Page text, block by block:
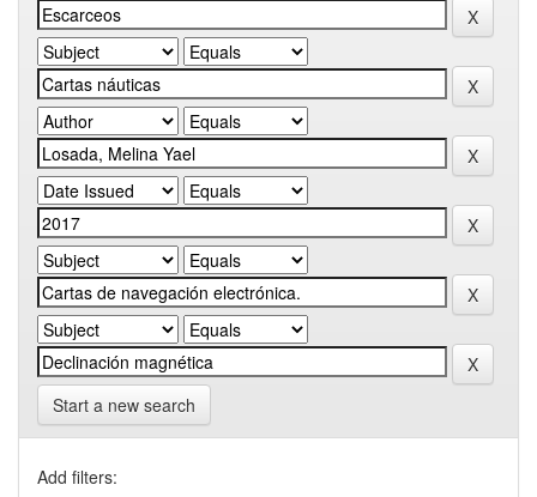
Start a new search
Add filters: